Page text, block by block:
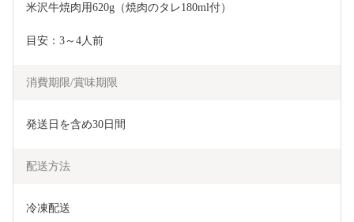
米沢牛焼肉用620g（焼肉のタレ180ml付）
目安：3～4人前
消費期限/賞味期限
発送日を含め30日間
配送方法
冷凍配送